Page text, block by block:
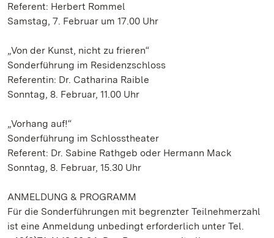
Referent: Herbert Rommel
Samstag, 7. Februar um 17.00 Uhr
„Von der Kunst, nicht zu frieren“
Sonderführung im Residenzschloss
Referentin: Dr. Catharina Raible
Sonntag, 8. Februar, 11.00 Uhr
„Vorhang auf!“
Sonderführung im Schlosstheater
Referent: Dr. Sabine Rathgeb oder Hermann Mack
Sonntag, 8. Februar, 15.30 Uhr
ANMELDUNG & PROGRAMM
Für die Sonderführungen mit begrenzter Teilnehmerzahl
ist eine Anmeldung unbedingt erforderlich unter Tel.